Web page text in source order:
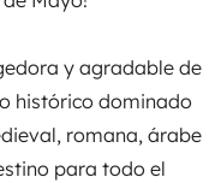
y agradable de
histórico dominado
romana, árabe
para todo el